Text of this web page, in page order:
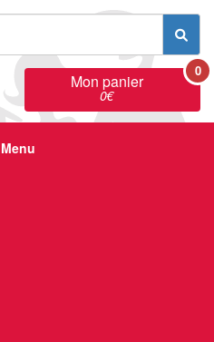
Mon panier
0€
0
Menu